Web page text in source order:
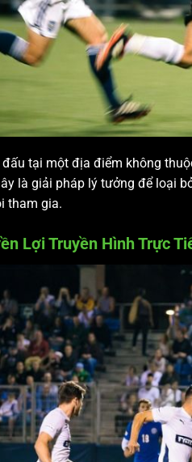
tại một địa điểm không
là giải pháp lý tưởng để loại
tham gia.
Lợi Truyền Hình Trực